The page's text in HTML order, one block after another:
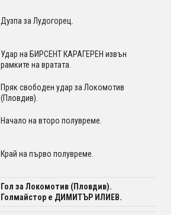
Дузпа за Лудогорец.
Удар на БИРСЕНТ КАРАГЕРЕН извън
рамките на вратата.
Пряк свободен удар за Локомотив
(Пловдив).
Начало на второ полувреме.
Край на първо полувреме.
Гол за Локомотив (Пловдив).
Голмайстор е ДИМИТЪР ИЛИЕВ.